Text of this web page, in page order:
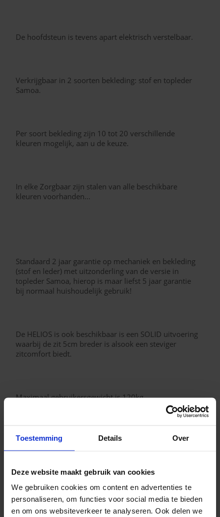
Toestemming Details Over
Deze website maakt gebruik van cookies
We gebruiken cookies om content en advertenties te
personaliseren, om functies voor social media te bieden
en om ons websiteverkeer te analyseren. Ook delen we
De hoofdsteun is tevens apart elektrisch verstelbaar.
Verkrijgbaar in 2 soorten bekleding: stof en topleder
Samoa.
Per soort bekleding zijn 10 tot 20 verschillende
kleuren mogelijk, aan u de keuze.
In elke Zorgbaar zijn stalen van alle beschikbare
kleuren voorhanden...
Standaard 2 jaar garantie op mechaniek en bekleding
(stof en leder) met uitzonderling van de versie in
topleder Samoa, hierop is maar liefst 5 jaar garantie
bij normaal huishoudelijk gebruik!
De HELIOS is ook beschikbaar is een SOLID uitvoering
waarbij de zit 5cm breder is alsook een steviger
zitcomfort biedt.
Maximaal gebruikersgewicht is 120kg.
ROMP: Spaanplaat en multiplex met massief
regelwerk beuk of den
ONDERVERING: Nosag type 3,8 mm uit gehard staal -
afgedekt met non-woven